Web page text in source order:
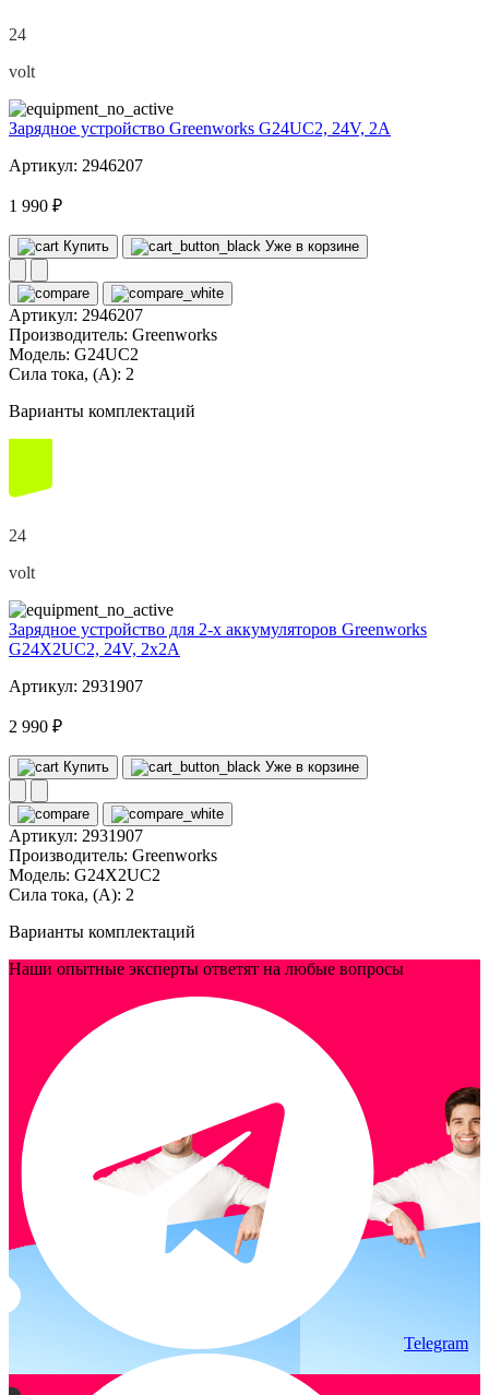
24
volt
Зарядное устройство Greenworks G24UC2, 24V, 2А
Артикул: 2946207
1 990 ₽
Купить Уже в корзине
Артикул: 2946207
Производитель: Greenworks
Модель: G24UC2
Сила тока, (А): 2
Варианты комплектаций
24
volt
Зарядное устройство для 2-х аккумуляторов Greenworks
G24X2UC2, 24V, 2x2А
Артикул: 2931907
2 990 ₽
Купить Уже в корзине
Артикул: 2931907
Производитель: Greenworks
Модель: G24X2UC2
Сила тока, (А): 2
Варианты комплектаций
Наши опытные эксперты ответят на любые вопросы
Telegram